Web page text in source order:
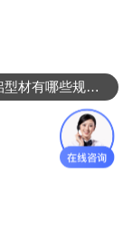
柔性流水线铝型材有哪几款？